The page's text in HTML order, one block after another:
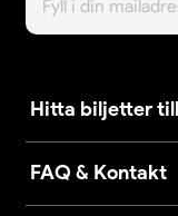
Hitta biljetter
FAQ & Kontakt